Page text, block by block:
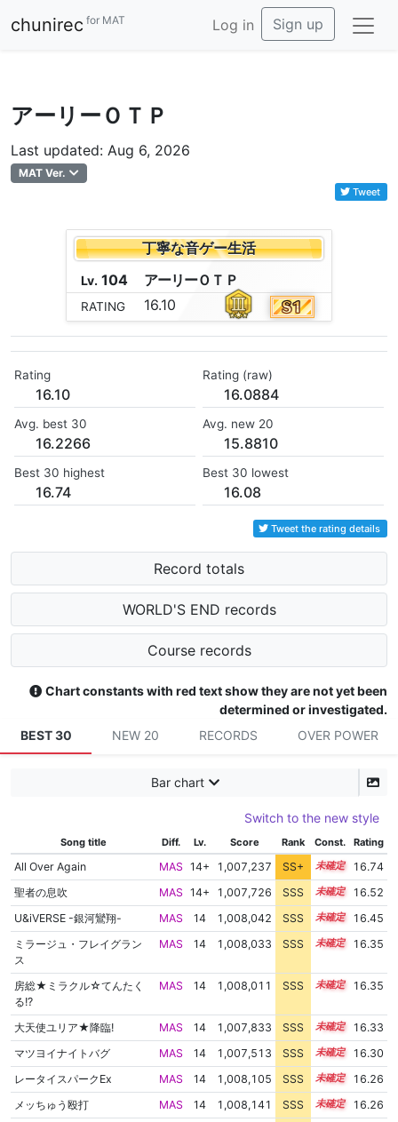
chunirec for MAT Log in Sign up
アーリーＯＴＰ
Last updated: Aug 6, 2026
MAT Ver.
Tweet
丁寧な音ゲー生活
Lv. 104 アーリーＯ Ｔ Ｐ
RATING 16.10
Rating
16.10
Rating (raw)
16.0884
Avg. best 30
16.2266
Avg. new 20
15.8810
Best 30 highest
16.74
Best 30 lowest
16.08
Tweet the rating details
Record totals
WORLD'S END records
Course records
Chart constants with red text show they are not yet been
determined or investigated.
BEST 30
NEW 20 RECORDS OVER POWER
Bar chart
Switch to the new style
Song title Diff. Lv. Score Rank Const. Rating
All Over Again MAS 14+ 1,007,237 SS+ 14.8
16.74
聖者の息吹
MAS 14+ 1,007,726 SSS 14.5
16.52
U&iVERSE -銀河鸞翔-
MAS 14 1,008,042 SSS 14.4
16.45
ミラージュ・フレイグラン
ス
MAS 14 1,008,033 SSS 14.3 16.35
房総★ミラクル☆てんたく
る!?
MAS 14 1,008,011 SSS 14.3 16.35
大天使ユリア★降臨! MAS 14 1,007,833 SSS 14.3
16.33
マツヨイナイトバグ
MAS 14 1,007,513 SSS 14.3
16.30
レータイスパークEx
MAS 14 1,008,105 SSS 14.2
16.26
メッちゅう殴打
MAS 14 1,008,141 SSS 14.2
16.26